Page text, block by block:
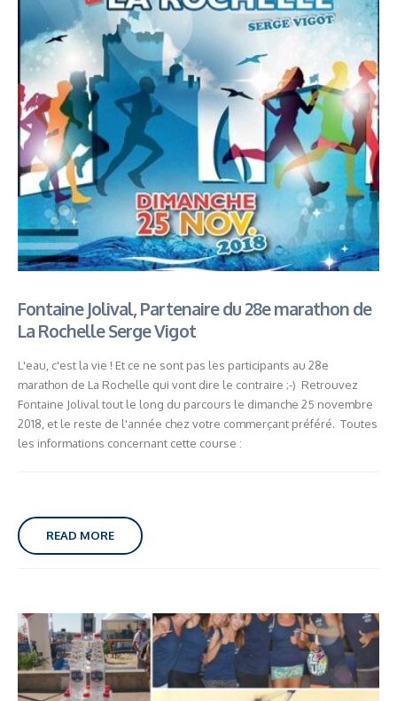
Fontaine Jolival, Partenaire du 28e marathon de
La Rochelle Serge Vigot
L'eau, c'est la vie ! Et ce ne sont pas les participants au 28e
marathon de La Rochelle qui vont dire le contraire ;-) Retrouvez
Fontaine Jolival tout le long du parcours le dimanche 25 novembre
2018, et le reste de l'année chez votre commerçant préféré. Toutes
les informations concernant cette course :
READ MORE